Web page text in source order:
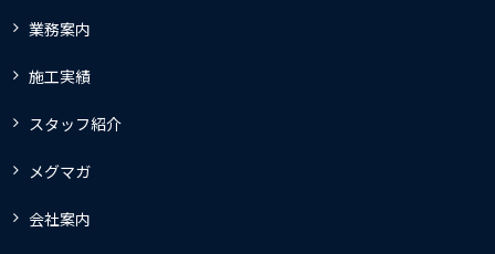
業務案内
施工実績
スタッフ紹介
メグマガ
会社案内